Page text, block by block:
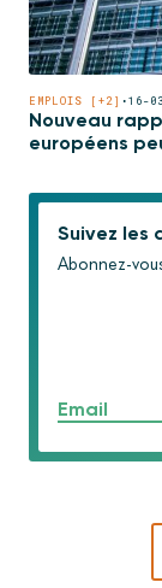
EMPLOIS [+2] •16-
Nouveau
européens
Suivez les
Abonnez-
Email